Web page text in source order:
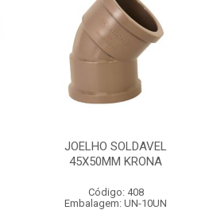
JOELHO SOLDAVEL
45X50MM KRONA
Código: 408
Embalagem: UN-10UN